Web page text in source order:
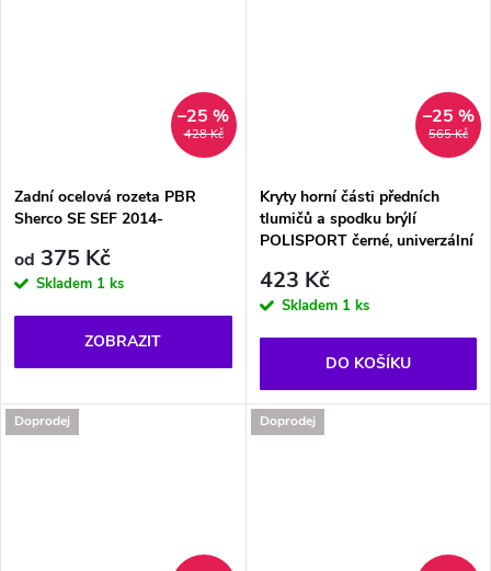
428 Kč
–25 %
Zadní ocelová rozeta PBR
Sherco SE SEF 2014-
od 375 Kč
Skladem 1 ks
ZOBRAZIT
565 Kč
–25 %
Kryty horní části předních
tlumičů a spodku brýlí
POLISPORT černé, univerzální
423 Kč
Skladem 1 ks
DO KOŠÍKU
Doprodej Doprodej